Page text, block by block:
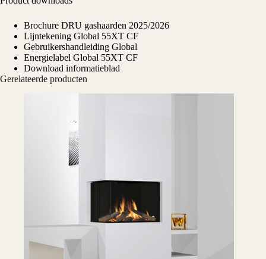
Brochure DRU gashaarden 2025/2026
Lijntekening Global 55XT CF
Gebruikershandleiding Global
Energielabel Global 55XT CF
Download informatieblad
Gerelateerde producten